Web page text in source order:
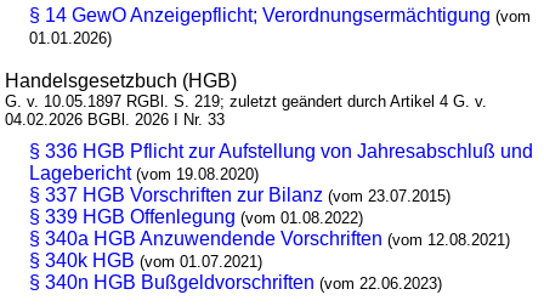
§ 14 GewO Anzeigepflicht; Verordnungsermächtigung (vom
01.01.2026)
Handelsgesetzbuch (HGB)
G. v. 10.05.1897 RGBl. S. 219; zuletzt geändert durch Artikel 4 G. v.
04.02.2026 BGBl. 2026 I Nr. 33
§ 336 HGB Pflicht zur Aufstellung von Jahresabschluß und
Lagebericht (vom 19.08.2020)
§ 337 HGB Vorschriften zur Bilanz (vom 23.07.2015)
§ 339 HGB Offenlegung (vom 01.08.2022)
§ 340a HGB Anzuwendende Vorschriften (vom 12.08.2021)
§ 340k HGB (vom 01.07.2021)
§ 340n HGB Bußgeldvorschriften (vom 22.06.2023)